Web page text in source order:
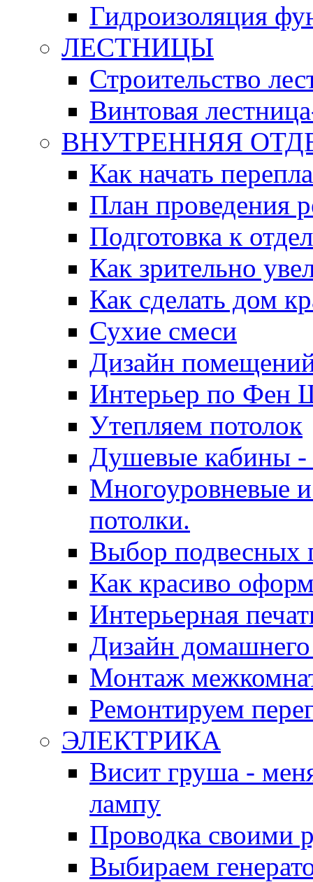
Гидроизоляция
ЛЕСТНИЦЫ
Строительство
Винтовая
ВНУТРЕННЯЯ
Как начать
План проведения
Подготовка к
Как зрительно
Как сделать дом
Сухие смеси
Дизайн
Интерьер по Фен
Утепляем потолок
Душевые кабины -
Многоуровневые
потолки.
Выбор подвесных
Как красиво
Интерьерная
Дизайн домашнего
Монтаж
Ремонтируем
ЭЛЕКТРИКА
Висит груша -
лампу
Проводка своими
Выбираем